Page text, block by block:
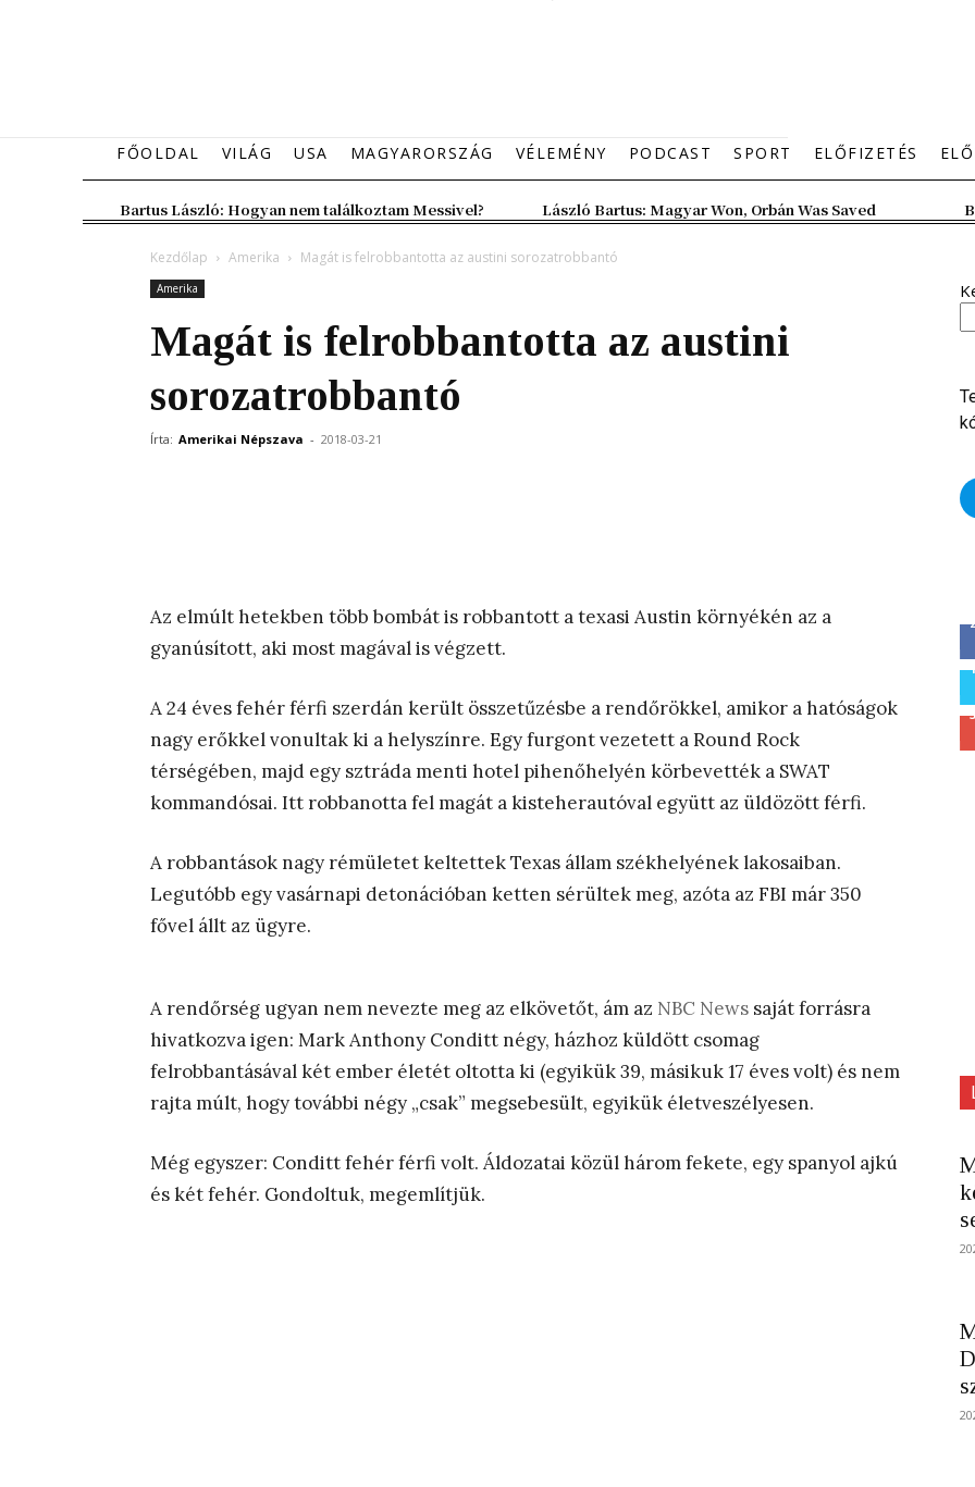
FŐOLDAL VILÁG USA MAGYARORSZÁG VÉLEMÉNY PODCAST SPORT ELŐFIZETÉS
Bartus László: Hogyan nem találkoztam Messivel? László Bartus: Magyar Won, Orbán Was Saved
Kezdőlap Amerika Magát is felrobbantotta az austini sorozatrobbantó
Amerika
Magát is felrobbantotta az austini
sorozatrobbantó
Írta: Amerikai Népszava - 2018-03-21
Az elmúlt hetekben több bombát is robbantott a texasi Austin környékén az a
gyanúsított, aki most magával is végzett.
A 24 éves fehér férfi szerdán került összetűzésbe a rendőrökkel, amikor a hatóságok
nagy erőkkel vonultak ki a helyszínre. Egy furgont vezetett a Round Rock
térségében, majd egy sztráda menti hotel pihenőhelyén körbevették a SWAT
kommandósai. Itt robbanotta fel magát a kisteherautóval együtt az üldözött férfi.
A robbantások nagy rémületet keltettek Texas állam székhelyének lakosaiban.
Legutóbb egy vasárnapi detonációban ketten sérültek meg, azóta az FBI már 350
fővel állt az ügyre.
A rendőrség ugyan nem nevezte meg az elkövetőt, ám az NBC News saját forrásra
hivatkozva igen: Mark Anthony Conditt négy, házhoz küldött csomag
felrobbantásával két ember életét oltotta ki (egyikük 39, másikuk 17 éves volt) és nem
rajta múlt, hogy további négy „csak” megsebesült, egyikük életveszélyesen.
Még egyszer: Conditt fehér férfi volt. Áldozatai közül három fekete, egy spanyol ajkú
és két fehér. Gondoltuk, megemlítjük.